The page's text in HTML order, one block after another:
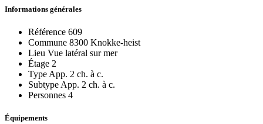
Informations générales
Référence 609
Commune 8300 Knokke-heist
Lieu Vue latéral sur mer
Étage 2
Type App. 2 ch. à c.
Subtype App. 2 ch. à c.
Personnes 4
Équipements